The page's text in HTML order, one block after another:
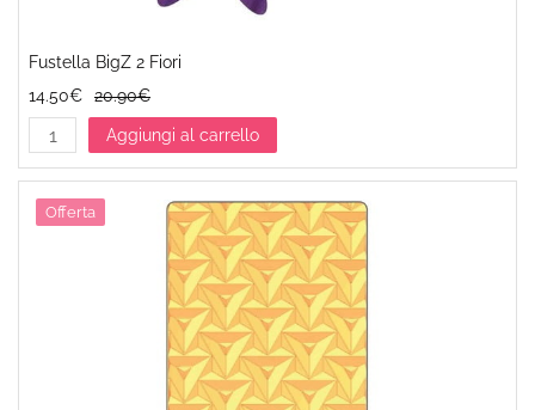
Fustella BigZ 2 Fiori
14.50€
20.90€
Aggiungi al carrello
Offerta